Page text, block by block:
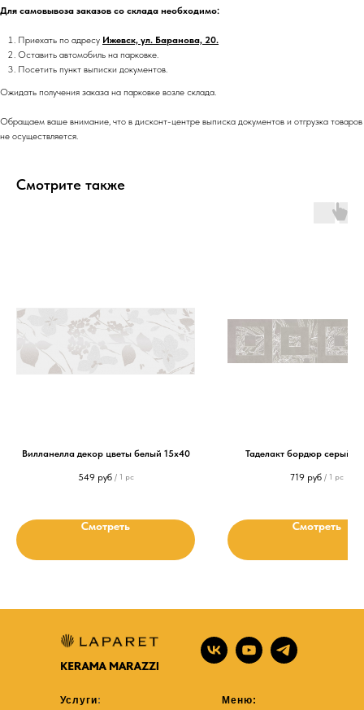
Для самовывоза заказов со склада необходимо:
Приехать по адресу Ижевск, ул. Баранова, 20.
Оставить автомобиль на парковке.
Посетить пункт выписки документов.
Ожидать получения заказа на парковке возле склада.
Обращаем ваше внимание, что в дисконт-центре выписка документов и отгрузка товаров
не осуществляется.
Смотрите также
Вилланелла декор цветы белый 15х40
549 руб / 1 pc
Смотреть
Таделакт бордюр серый
719 руб / 1 pc
Смотреть
Услуги:
Меню: